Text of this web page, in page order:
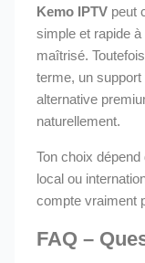
Kemo IPTV peut
simple et rapide
maîtrisé.
terme, un
alternative
naturellement.
Ton choix
local ou
compte vraiment
FAQ –